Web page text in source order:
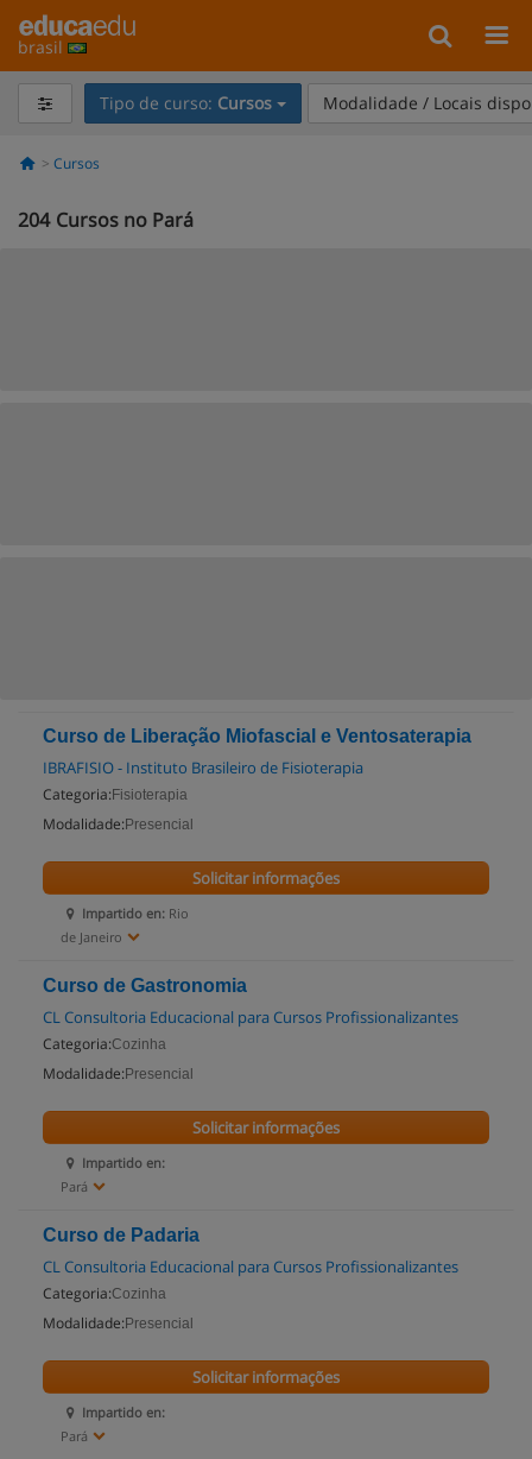
brasil
Tipo de curso: Cursos Modalidade / Locais
Cursos
204 Cursos no Pará
Curso de Liberação Miofascial e Ventosaterapia
IBRAFISIO - Instituto Brasileiro de Fisioterapia
Categoria: Fisioterapia
Modalidade: Presencial
Impartido en: Rio
de Janeiro
Solicitar informações
Curso de Gastronomia
CL Consultoria Educacional para Cursos Profissionalizantes
Categoria:Cozinha
Modalidade: Presencial
Impartido en:
Pará
Solicitar informações
Curso de Padaria
CL Consultoria Educacional para Cursos Profissionalizantes
Categoria:Cozinha
Modalidade: Presencial
Impartido en:
Pará
Solicitar informações